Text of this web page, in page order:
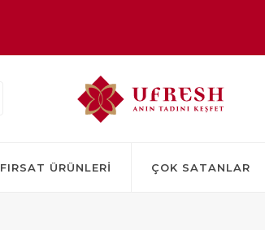
FIRSAT ÜRÜNLERI ÇOK SATANLAR